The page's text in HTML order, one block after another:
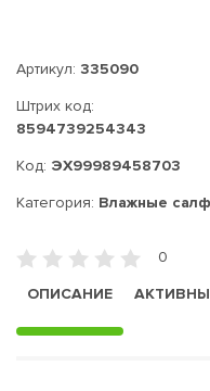
Артикул: 335090
Штрих код:
8594739254343
Код: ЭХ99989458703
Категория: Влажные
0
ОПИСАНИЕ